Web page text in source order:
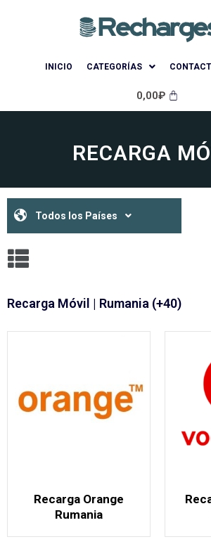
INICIO CATEGORÍAS
0,00₽
RECARGA
Todos los Países
Recarga Móvil | Rumania (+40)
Recarga Orange
Rumania